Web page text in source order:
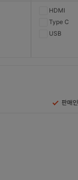
HDMI
Type C
USB
판매